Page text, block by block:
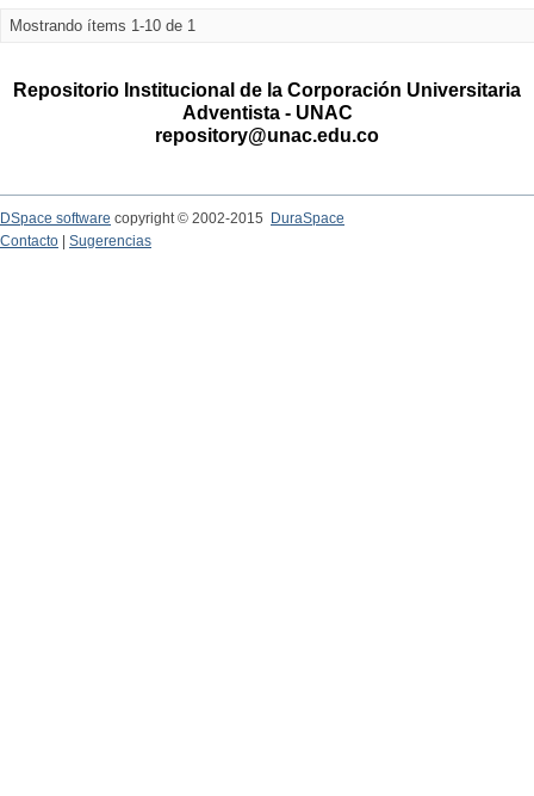
Mostrando ítems 1-10 de 1
Repositorio Institucional de la Corporación Universitaria
Adventista - UNAC
repository@unac.edu.co
DSpace software copyright © 2002-2015
DuraSpace
Contacto
Sugerencias